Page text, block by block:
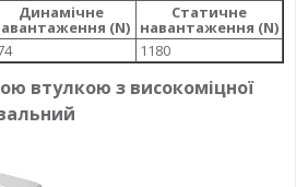
Динамічне
(N)
Статичне
навантаження (N)
1180
втулкою з високоміцної